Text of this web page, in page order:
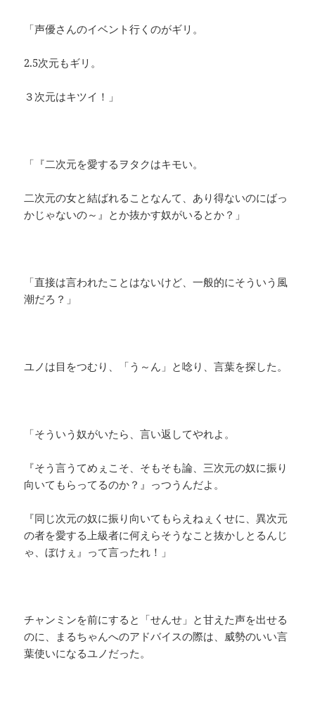
「声優さんのイベント行くのがギリ。
2.5次元もギリ。
３次元はキツイ！」
「『二次元を愛するヲタクはキモい。
二次元の女と結ばれることなんて、あり得ないのにばっ
かじゃないの～』とか抜かす奴がいるとか？」
「直接は言われたことはないけど、一般的にそういう風
潮だろ？」
ユノは目をつむり、「う～ん」と唸り、言葉を探した。
「そういう奴がいたら、言い返してやれよ。
『そう言うてめぇこそ、そもそも論、三次元の奴に振り
向いてもらってるのか？』っつうんだよ。
『同じ次元の奴に振り向いてもらえねぇくせに、異次元
の者を愛する上級者に何えらそうなこと抜かしとるんじ
ゃ、ぼけぇ』って言ったれ！」
チャンミンを前にすると「せんせ」と甘えた声を出せる
のに、まるちゃんへのアドバイスの際は、威勢のいい言
葉使いになるユノだった。